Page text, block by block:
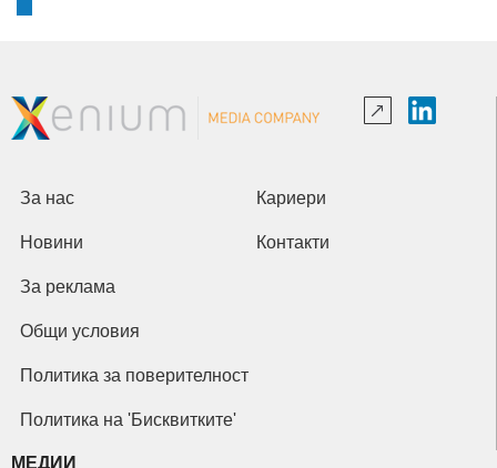
За нас Кариери
Новини Контакти
За реклама
Общи условия
Политика за поверителност
Политика на 'Бисквитките'
МЕДИИ